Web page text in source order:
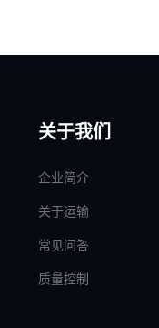
关于我们
企业简介
关于运输
常见问答
质量控制